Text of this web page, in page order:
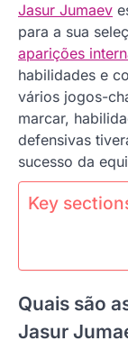
Jasur Jumaev
para a sua
aparições
habilidades e
vários jogos-
marcar,
defensivas
sucesso da
Key
Quais são
Jasur